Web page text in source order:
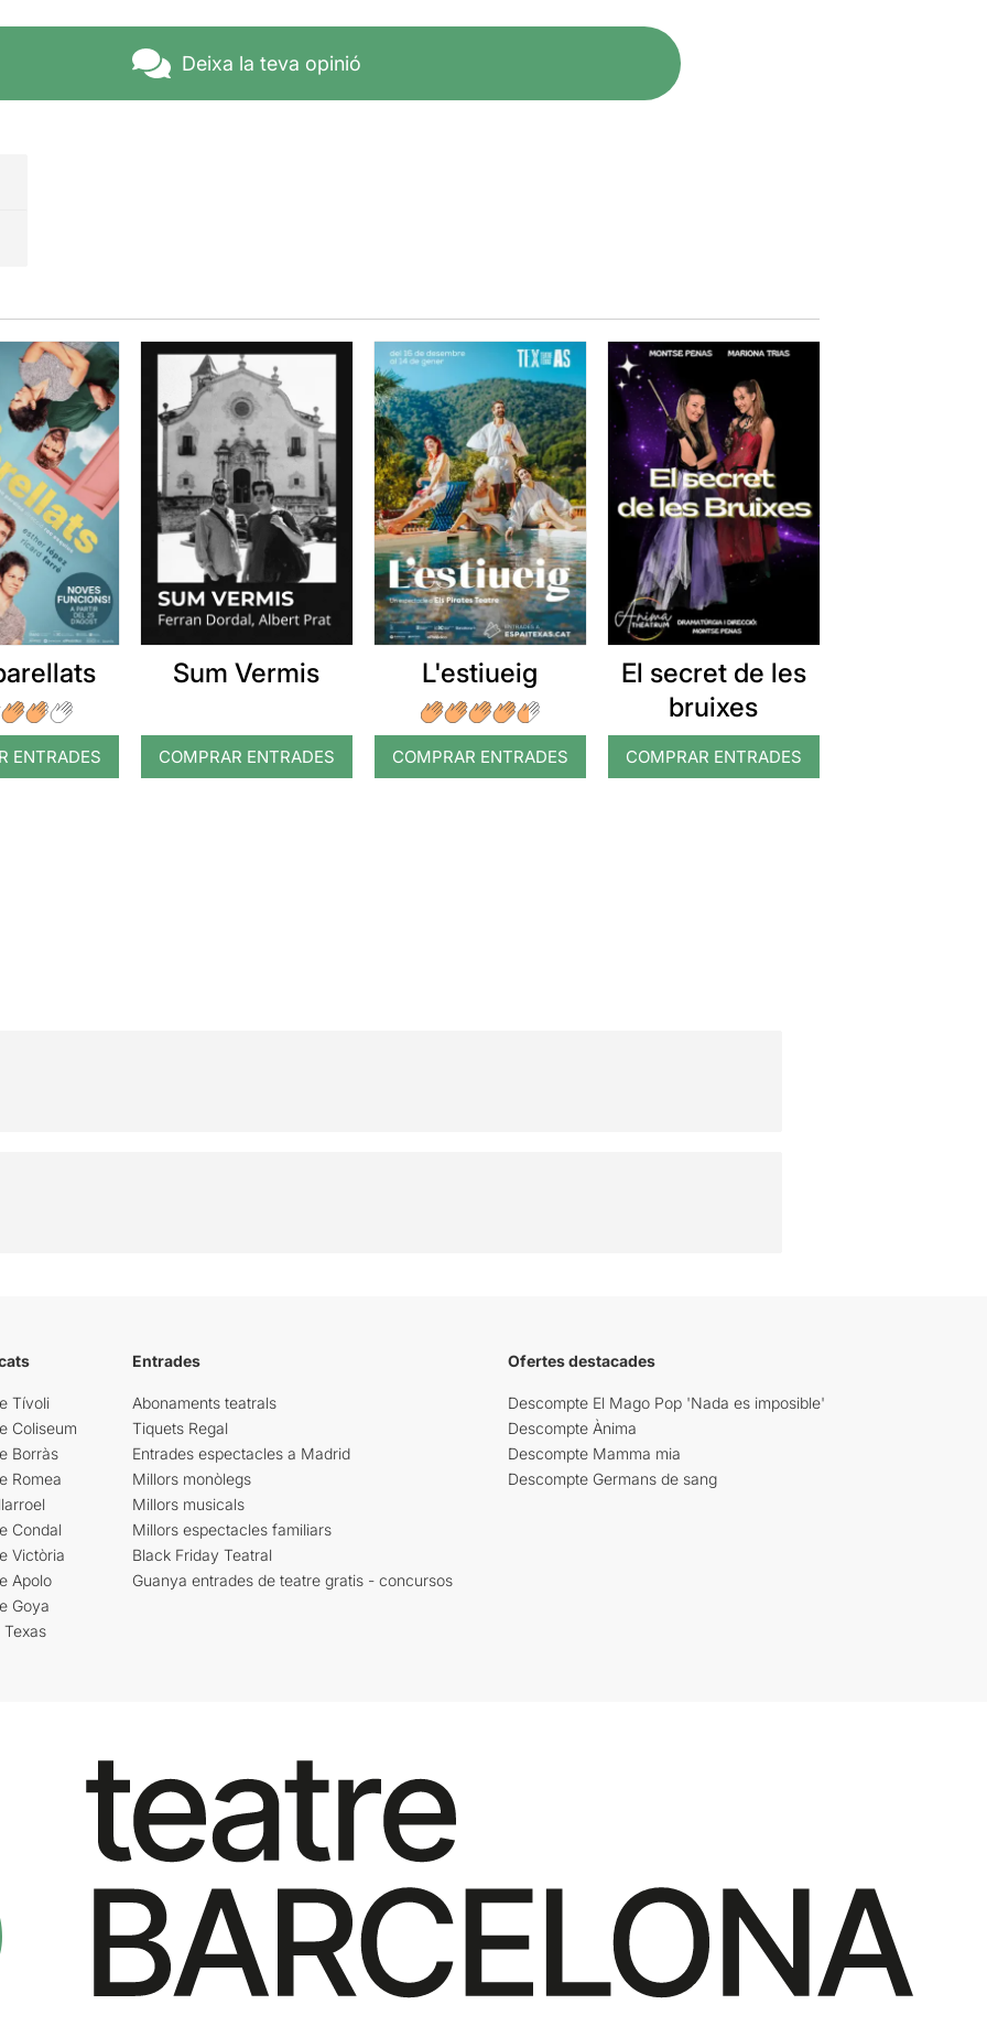
Deixa la teva opinió
ENTRADES
Sum Vermis
COMPRAR ENTRADES
L'estiueig
COMPRAR ENTRADES
El secret de les
bruixes
COMPRAR ENTRADES
Tívoli
Coliseum
Borràs
Romea
Condal
Victòria
Apolo
Goya
Texas
Entrades
Abonaments teatrals
Tiquets Regal
Entrades espectacles a Madrid
Millors monòlegs
Millors musicals
Millors espectacles familiars
Black Friday Teatral
Guanya entrades de teatre gratis - concursos
Ofertes destacades
Descompte El Mago Pop 'Nada es imposible'
Descompte Ànima
Descompte Mamma mia
Descompte Germans de sang